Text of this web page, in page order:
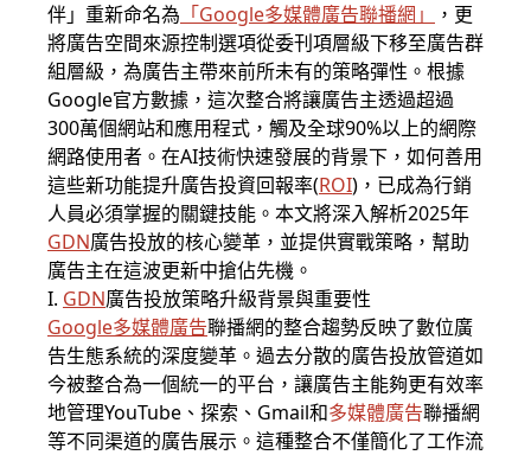
伴」重新命名為 「Google多媒體廣告聯播網 」
，更
將廣告空間來源控制選項從委刊項層級下移至廣告群
組層級，為廣告主帶來前所未有的策略彈性。根據
Google官方數據，這次整合將讓廣告主透過超過
300萬個網站和應用程式，觸及全球90%以上的網際
網路使用者。在AI技術快速發展的背景下，如何善用
這些新功能提升廣告投資回報率(ROI)，已成為行銷
人員必須掌握的關鍵技能。本文將深入解析2025年
GDN廣告投放的核心變革，並提供實戰策略，幫助
廣告主在這波更新中搶佔先機。
I. GDN廣告投放策略升級背景與重要性
Google多媒體廣告聯播網的整合趨勢反映了數位廣
告生態系統的深度變革。過去分散的廣告投放管道如
今被整合為一個統一的平台，讓廣告主能夠更有效率
地管理YouTube、探索、Gmail和多媒體廣告聯播網
等不同渠道的廣告展示。這種整合不僅簡化了工作流